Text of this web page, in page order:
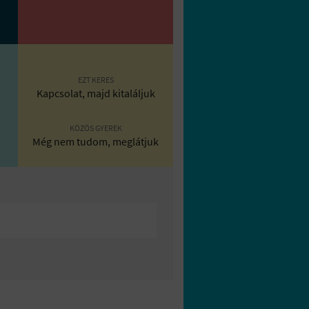
EZT KERES
Kapcsolat, majd kitaláljuk
KÖZÖS GYEREK
Még nem tudom, meglátjuk